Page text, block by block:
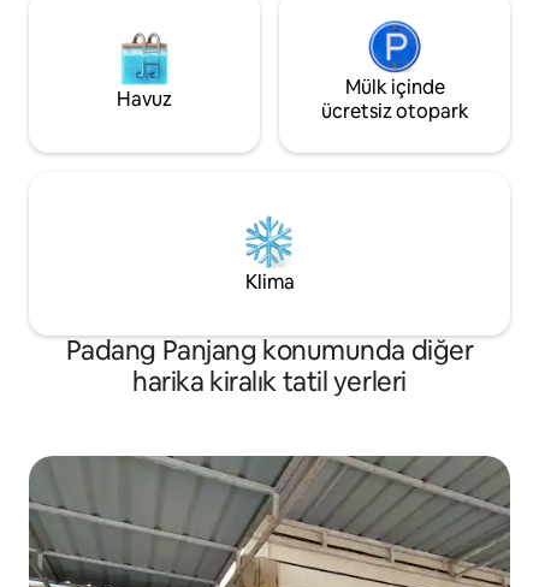
Havuz
Mülk içinde
ücretsiz otopark
Klima
Padang Panjang konumunda diğer
harika kiralık tatil yerleri